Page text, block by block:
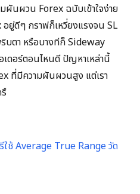
นผวน Forex ฉบับเข้าใจง่าย
อยู่ดีๆ กราฟก็เหวี่ยงแรงจน SL
บตา หรือบางทีก็ Sideway
เดอร์ตอนไหนดี ปัญหาเหล่านี้
ที่มีความผันผวนสูง แต่เรา
ช้ Average True Range วัด